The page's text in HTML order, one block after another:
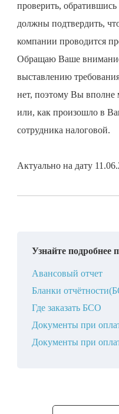
проверить,
должны подтвердить,
компании проводится
Обращаю Ваше
выставлению
нет, поэтому Вы вполне
или, как произошло в
сотрудника налоговой.
Актуально на дату
Узнайте подробнее
Авансовый отчет
Бланки
Где заказать БСО
Документы при
Документы при